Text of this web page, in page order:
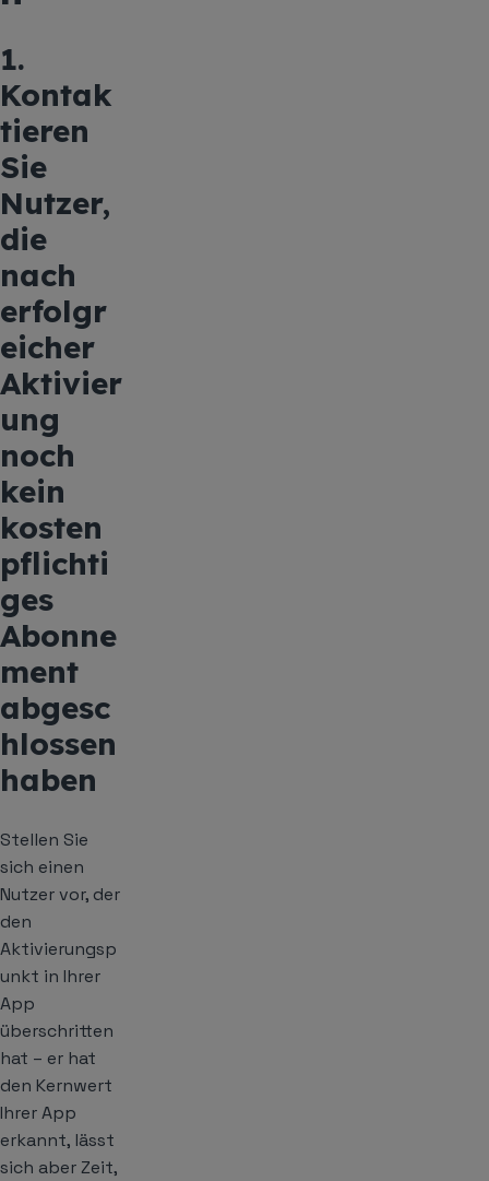
1.
Kontak
tieren
Sie
Nutzer,
die
nach
erfolgr
eicher
Aktivier
ung
noch
kein
kosten
pflichti
ges
Abonne
ment
abgesc
hlossen
haben
Stellen Sie
sich einen
Nutzer vor, der
den
Aktivierungsp
unkt in Ihrer
App
überschritten
hat – er hat
den Kernwert
Ihrer App
erkannt, lässt
sich aber Zeit,